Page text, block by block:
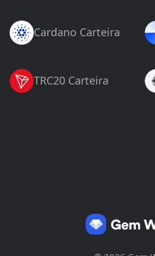
Cardano Carteira
TRC20 Carteira